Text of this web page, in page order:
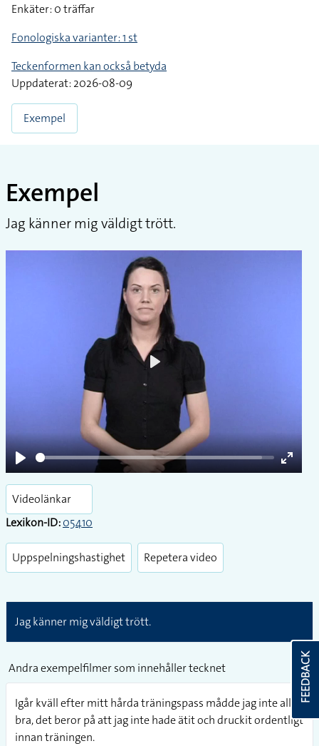
Enkäter: 0 träffar
Fonologiska varianter: 1 st
Teckenformen kan också betyda
Uppdaterat: 2026-08-09
Exempel
Exempel
Jag känner mig väldigt trött.
Play
Enter
Videolänkar
Lexikon-ID:05410
Uppspelningshastighet Repetera video
Jag känner mig väldigt trött.
Andra exempelfilmer som innehåller tecknet
Igår kväll efter mitt hårda träningspass mådde jag inte alls
bra, det beror på att jag inte hade ätit och druckit ordentligt
innan träningen.
FEEDBACK